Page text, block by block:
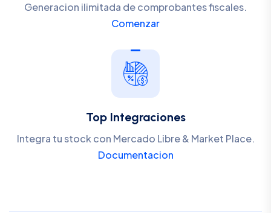
Generacion ilimitada de comprobantes fiscales.
Comenzar
Top Integraciones
Integra tu stock con Mercado Libre & Market Place.
Documentacion